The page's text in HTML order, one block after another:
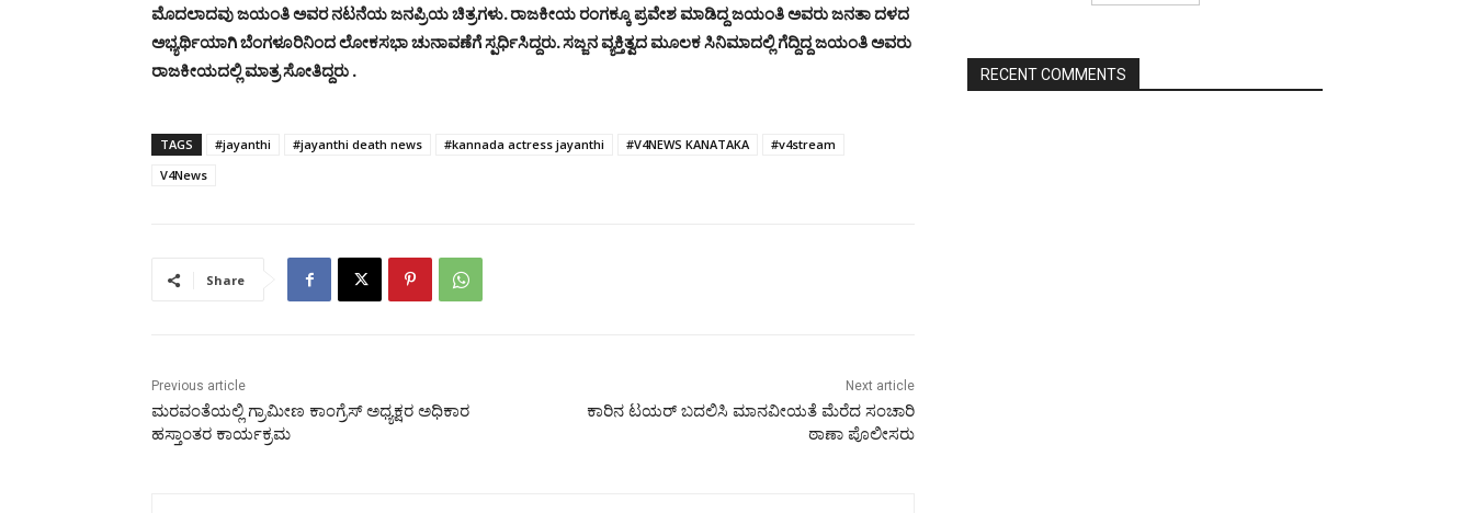
ಮೊದಲಾದವು ಜಯಂತಿ ಅವರ ನಟನೆಯ ಜನಪ್ರಿಯ ಚಿತ್ರಗಳು.ರಾಜಕೀಯ ರಂಗಕ್ಕೂ ಪ್ರವೇಶ ಮಾಡಿದ್ದ ಜಯಂತಿ ಅವರು ಜನತಾ ದಳದ
ಅಭ್ಯರ್ಥಿಯಾಗಿ ಬೆಂಗಳೂರಿನಿಂದ ಲೋಕಸಭಾ ಚುನಾವಣೆಗೆ ಸ್ಪರ್ಧಿಸಿದ್ದರು. ಸಜ್ಜನ ವ್ಯಕ್ತಿತ್ವದ ಮೂಲಕ ಸಿನಿಮಾದಲ್ಲಿ ಗೆದ್ದಿದ್ದ ಜಯಂತಿ ಅವರು
ರಾಜಕೀಯದಲ್ಲಿ ಮಾತ್ರ ಸೋತಿದ್ದರು .
TAGS #jayanthi #jayanthi death news #kannada actress jayanthi #V4NEWS KANATAKA
#v4stream
V4News
Share
Previous article
ಮರವಂತೆಯಲ್ಲಿ ಗ್ರಾಮೀಣ ಕಾಂಗ್ರೆಸ್ ಅಧ್ಯಕ್ಷರ ಅಧಿಕಾರ
ಹಸ್ತಾಂತರ ಕಾರ್ಯಕ್ರಮ
Next article
ಕಾರಿನ ಟಯರ್ ಬದಲಿಸಿ ಮಾನವೀಯತೆ ಮೆರೆದ ಸಂಚಾರಿ
ಠಾಣಾ ಪೊಲೀಸರು
RECENT COMMENTS